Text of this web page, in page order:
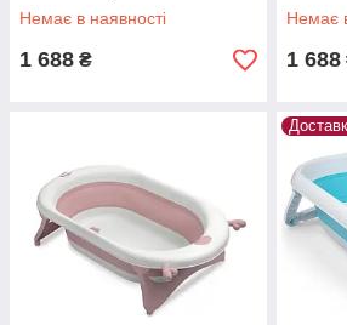
Немає в наявності
1 688 ₴
Немає
1 688